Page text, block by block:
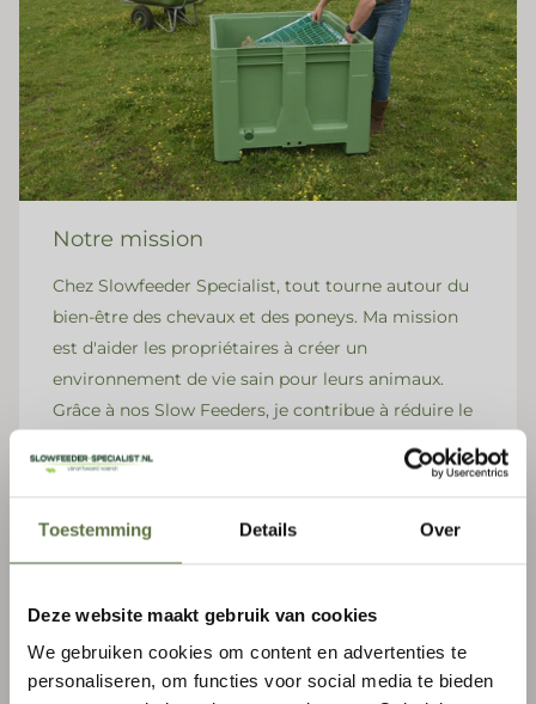
Toestemming Details Over
Deze website maakt gebruik van cookies
We gebruiken cookies om content en advertenties te
personaliseren, om functies voor social media te bieden
Notre mission
Chez Slowfeeder Specialist, tout tourne autour du
bien-être des chevaux et des poneys. Ma mission
est d'aider les propriétaires à créer un
environnement de vie sain pour leurs animaux.
Grâce à nos Slow Feeders, je contribue à réduire le
vous apporter une plus grande tranquillité d'esprit.
Conseils personnels d'un amoureux des
chevaux
soyez un amateur possédant quelques poneys, je
suis là pour vous aider. Grâce à mon expérience
avec les chevaux et les éleveurs à alimentation
Inscrivez-vous à notre newsletter
S'abonner à nos courriels